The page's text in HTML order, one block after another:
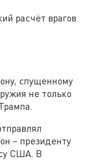
расчёт врагов
спущенному
не только
– президенту
США. В